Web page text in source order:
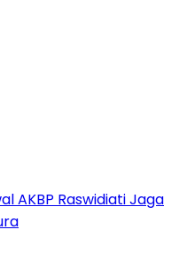
AKBP Raswidiati Jaga